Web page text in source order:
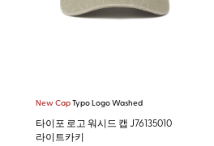
New CapTypo Logo Washed
타이포 로고 워시드 캡 J76135010
라이트카키